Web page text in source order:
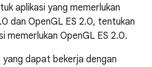
aplikasi yang memerlukan
dan OpenGL ES 2.0, tentukan
memerlukan OpenGL ES 2.0.
yang dapat bekerja dengan